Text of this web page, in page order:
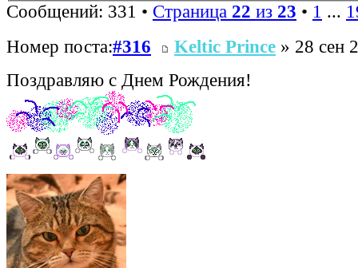
Сообщений: 331 • Страница 22 из 23 • 1 ...
Номер поста:#316 Keltic Prince » 28 сен
Поздравляю с Днем Рождения!